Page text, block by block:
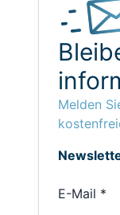
Melden